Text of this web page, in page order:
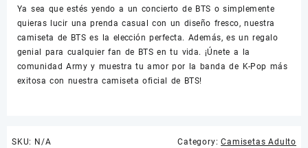
Ya sea que estés yendo a un concierto de BTS o simplemente
quieras lucir una prenda casual con un diseño fresco, nuestra
camiseta de BTS es la elección perfecta. Además, es un regalo
genial para cualquier fan de BTS en tu vida. ¡Únete a la
comunidad Army y muestra tu amor por la banda de K-Pop más
exitosa con nuestra camiseta oficial de BTS!
SKU: N/A Category:Camisetas Adulto